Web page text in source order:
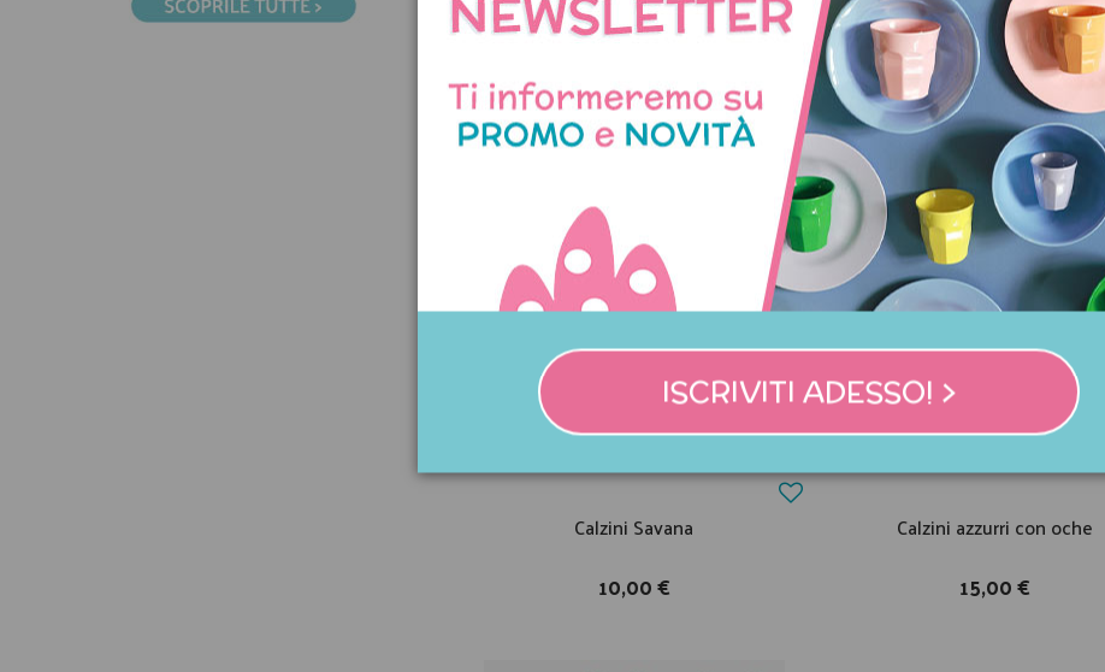
8,00 €
Calzini bimbo Santa Claus
8,00 €
Calzini Savana
10,00 €
Calzini azzurri con oche
15,00 €
ISCRIVITI ADESSO! >